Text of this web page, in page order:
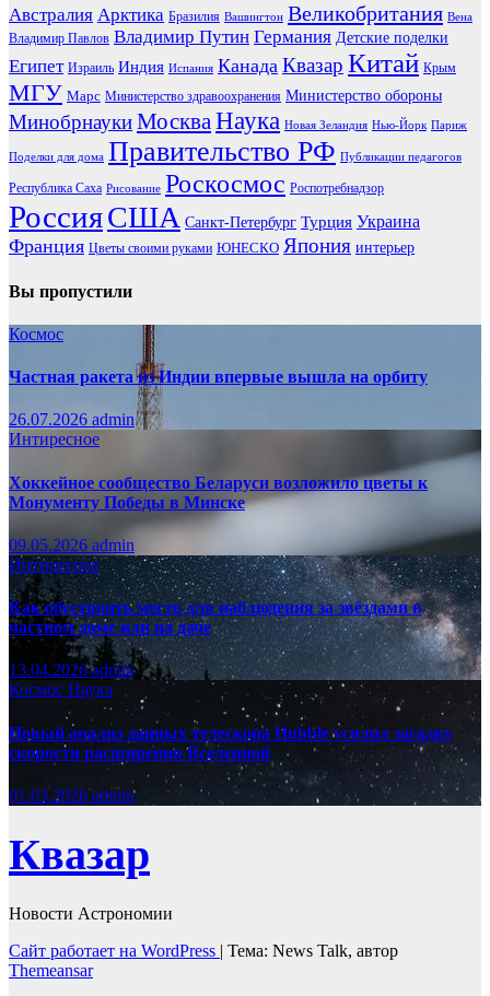
Австралия Арктика Бразилия Вашингтон Великобритания Вена
Владимир Павлов Владимир Путин Германия Детские поделки
Египет Израиль Индия Испания Канада Квазар Китай Крым
МГУ Марс Министерство здравоохранения Министерство обороны
МинобрнаукиМоскваНаука Новая Зеландия Нью-Йорк Париж
Поделки для дома Правительство РФ Публикации педагогов
Республика Саха Рисование Роскосмос Роспотребнадзор
РоссияСША Санкт-Петербург Турция Украина
Франция Цветы своими руками ЮНЕСКО Япония интерьер
Вы пропустили
Космос
Частная ракета из Индии впервые вышла на орбиту
26.07.2026 admin
Интиресное
Хоккейное сообщество Беларуси возложило цветы к
Монументу Победы в Минске
09.05.2026 admin
Интиресное
Как обустроить место для наблюдения за звёздами в
частном доме или на даче
13.04.2026admin
Космос Наука
Новый анализ данных телескопа Hubble усилил загадку
скорости расширения Вселенной
01.03.2026admin
Квазар
Новости Астрономии
Сайт работает на WordPress | Тема: News Talk, автор
Themeansar